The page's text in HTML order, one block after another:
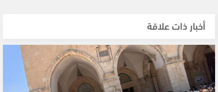
أخبار ذات علاقة